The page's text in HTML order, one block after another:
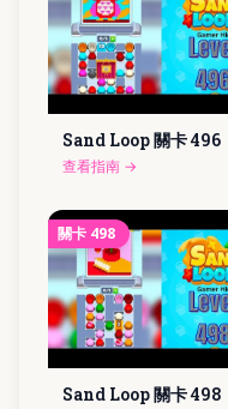
Sand Loop 關卡496
查看指南 →
關卡 498
Sand Loop 關卡498